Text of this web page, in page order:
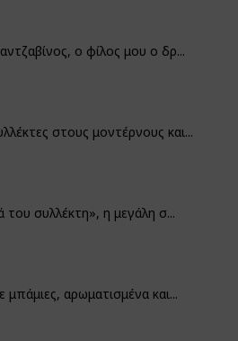
ο φίλος μου ο δρ...
στους μοντέρνους και...
του συλλέκτη», η μεγάλη σ...
μπάμιες, αρωματισμένα και...